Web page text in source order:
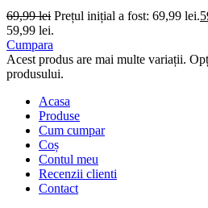
69,99lei Prețul inițial a fost: 69,99 lei.
59,99 lei.
Cumpara
Acest produs are mai multe variații.
produsului.
Acasa
Produse
Cum cumpar
Coș
Contul meu
Recenzii clienti
Contact